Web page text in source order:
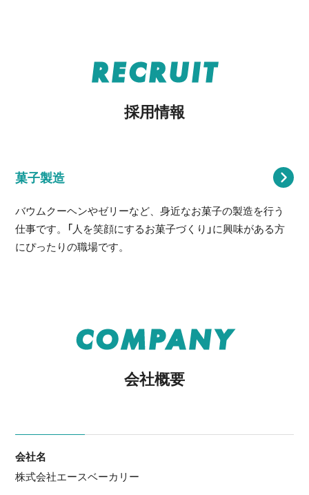
RECRUIT
採用情報
菓子製造
バウムクーヘンやゼリーなど、身近なお菓子の製造を行う
仕事です。「人を笑顔にするお菓子づくり」に興味がある方
にぴったりの職場です。
COMPANY
会社概要
会社名
株式会社エースベーカリー